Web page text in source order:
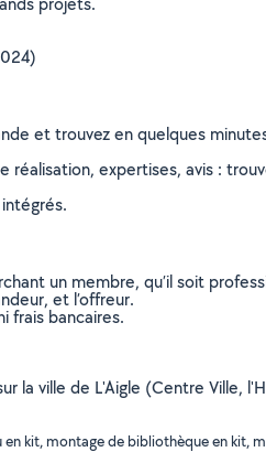
et trouvez en quelques
expertises, avis :
un membre, qu’il soit
et l’offreur.
frais bancaires.
ville de L'Aigle (Centre Ville,
kit, montage de bibliothèque en kit,